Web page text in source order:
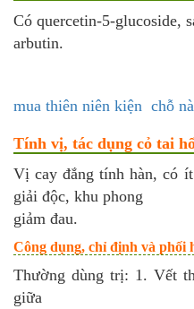
Có quercetin-5-glucoside,
arbutin.
mua thiên niên kiện chỗ
Tính vị, tác dụng cỏ tai
Vị cay đắng tính hàn, có
giải độc, khu phong
giảm đau.
Công dụng, chỉ định và phối
Thường dùng trị: 1. Vết
giữa